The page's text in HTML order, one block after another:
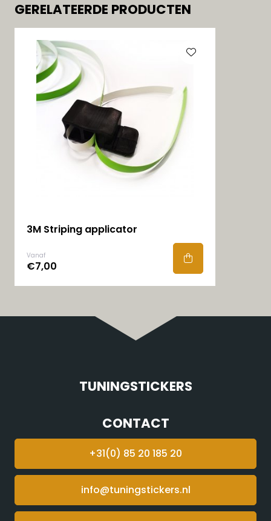
GERELATEERDE PRODUCTEN
3M Striping applicator
Vanaf
€7,00
TUNINGSTICKERS
CONTACT
+31(0) 85 20 185 20
info@tuningstickers.nl